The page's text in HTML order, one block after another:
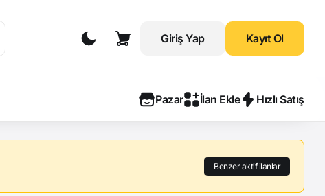
Giriş Yap Kayıt Ol
Pazar İlan Ekle Hızlı Satış
Benzer aktif ilanlar